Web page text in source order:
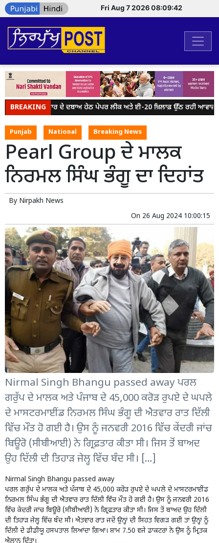
Fri Aug 7 2026 08:09:42
BREAKING
ਮੋਦੀ ਸਰਕਾਰ ਦੇ ਦਬਾਅ ਹੇਠ ਪੇਪਰ ਲੀਕ ਅਤੇ ਈ-20 ਖ਼ਿਲਾਫ਼ ਉੱਠ ਰਹੀ ਆਵਾਜ਼ ਨੂੰ
Punjab National Breaking News
Pearl Group ਦੇ ਮਾਲਕ
ਨਿਰਮਲ ਸਿੰਘ ਭੰਗੂ ਦਾ ਦਿਹਾਂਤ
By Nirpakh News
On 26 Aug 2024 10:00:15
Nirmal Singh Bhangu passed away ਪਰਲ
ਗਰੁੱਪ ਦੇ ਮਾਲਕ ਅਤੇ ਪੰਜਾਬ ਦੇ 45,000 ਕਰੋੜ ਰੁਪਏ ਦੇ ਘਪਲੇ
ਦੇ ਮਾਸਟਰਮਾਈਂਡ ਨਿਰਮਲ ਸਿੰਘ ਭੰਗੂ ਦੀ ਐਤਵਾਰ ਰਾਤ ਦਿੱਲੀ
ਵਿੱਚ ਮੌਤ ਹੋ ਗਈ ਹੈ। ਉਸ ਨੂੰ ਜਨਵਰੀ 2016 ਵਿੱਚ ਕੇਂਦਰੀ ਜਾਂਚ
ਬਿਊਰੋ (ਸੀਬੀਆਈ) ਨੇ ਗ੍ਰਿਫ਼ਤਾਰ ਕੀਤਾ ਸੀ। ਜਿਸ ਤੋਂ ਬਾਅਦ
ਉਹ ਦਿੱਲੀ ਦੀ ਤਿਹਾੜ ਜੇਲ੍ਹ ਵਿੱਚ ਬੰਦ ਸੀ। […]
Nirmal Singh Bhangu passed away
ਪਰਲ ਗਰੁੱਪ ਦੇ ਮਾਲਕ ਅਤੇ ਪੰਜਾਬ ਦੇ 45,000 ਕਰੋੜ ਰੁਪਏ ਦੇ ਘਪਲੇ ਦੇ ਮਾਸਟਰਮਾਈਂਡ
ਨਿਰਮਲ ਸਿੰਘ ਭੰਗੂ ਦੀ ਐਤਵਾਰ ਰਾਤ ਦਿੱਲੀ ਵਿੱਚ ਮੌਤ ਹੋ ਗਈ ਹੈ। ਉਸ ਨੂੰ ਜਨਵਰੀ 2016
ਵਿੱਚ ਕੇਂਦਰੀ ਜਾਂਚ ਬਿਊਰੋ (ਸੀਬੀਆਈ) ਨੇ ਗ੍ਰਿਫ਼ਤਾਰ ਕੀਤਾ ਸੀ। ਜਿਸ ਤੋਂ ਬਾਅਦ ਉਹ ਦਿੱਲੀ
ਦੀ ਤਿਹਾੜ ਜੇਲ੍ਹ ਵਿੱਚ ਬੰਦ ਸੀ। ਐਤਵਾਰ ਰਾਤ ਜਦੋਂ ਉਨ੍ਹਾਂ ਦੀ ਸਿਹਤ ਵਿਗੜ ਗਈ ਤਾਂ ਉਨ੍ਹਾਂ ਨੂੰ
ਦਿੱਲੀ ਦੇ ਡੀਡੀਯੂ ਹਸਪਤਾਲ ਲਿਆਂਦਾ ਗਿਆ। ਸ਼ਾਮ 7.50 ਵਜੇ ਡਾਕਟਰਾਂ ਨੇ ਉਸ ਨੂੰ ਮ੍ਰਿਤਕ
ਐਲਾਨ ਦਿੱਤਾ।